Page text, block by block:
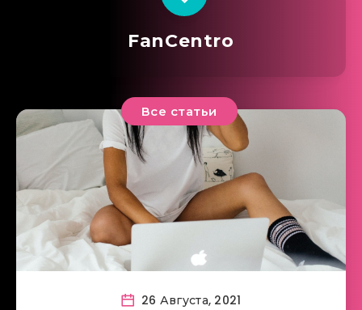
FanCentro
Все статьи
26 Августа, 2021